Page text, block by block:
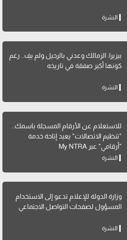
النشرة
بيزيرا: الزمالك وعدني بالرحيل ولم يفِ.. رغم
كونها أكبر صفقة في تاريخه
النشرة
للاستعلام عن الأرقام المسجلة باسمك..
"تنظيم الاتصالات" يعيد إتاحة خدمة
"أرقامي" عبر My NTRA
النشرة
وزارة الدولة للإعلام تدعو إلى الاستخدام
المسؤول لصفحات التواصل الاجتماعي
النشرة